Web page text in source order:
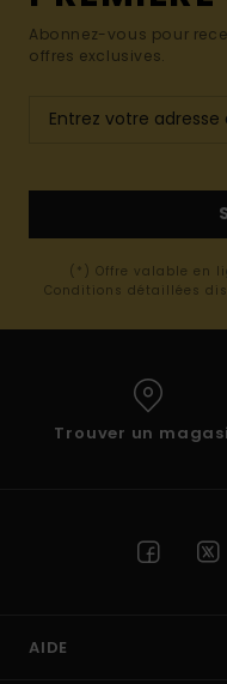
Abonnez-vous pour
offres exclusives.
(*) Offre valable en
Conditions détaillées
Trouver un
AIDE